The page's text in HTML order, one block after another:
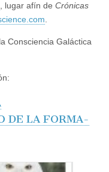
, lugar afín de Crónicas
.
Consciencia Galáctica
DE LA FORMA-